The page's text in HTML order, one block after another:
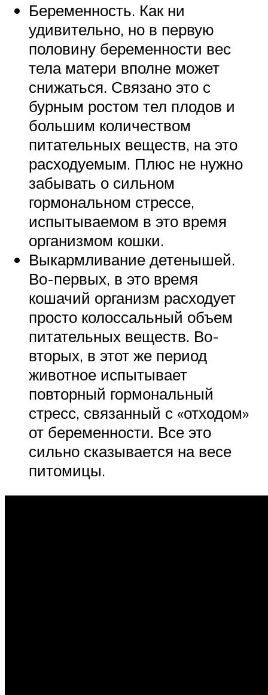
Беременность. Как ни
удивительно, но в первую
половину беременности вес
тела матери вполне может
снижаться. Связано это с
бурным ростом тел плодов и
большим количеством
питательных веществ, на это
расходуемым. Плюс не нужно
забывать о сильном
гормональном стрессе,
испытываемом в это время
организмом кошки.
Выкармливание детенышей.
Во-первых, в это время
кошачий организм расходует
просто колоссальный объем
питательных веществ. Во-
вторых, в этот же период
животное испытывает
повторный гормональный
стресс, связанный с «отходом»
от беременности. Все это
сильно сказывается на весе
питомицы.